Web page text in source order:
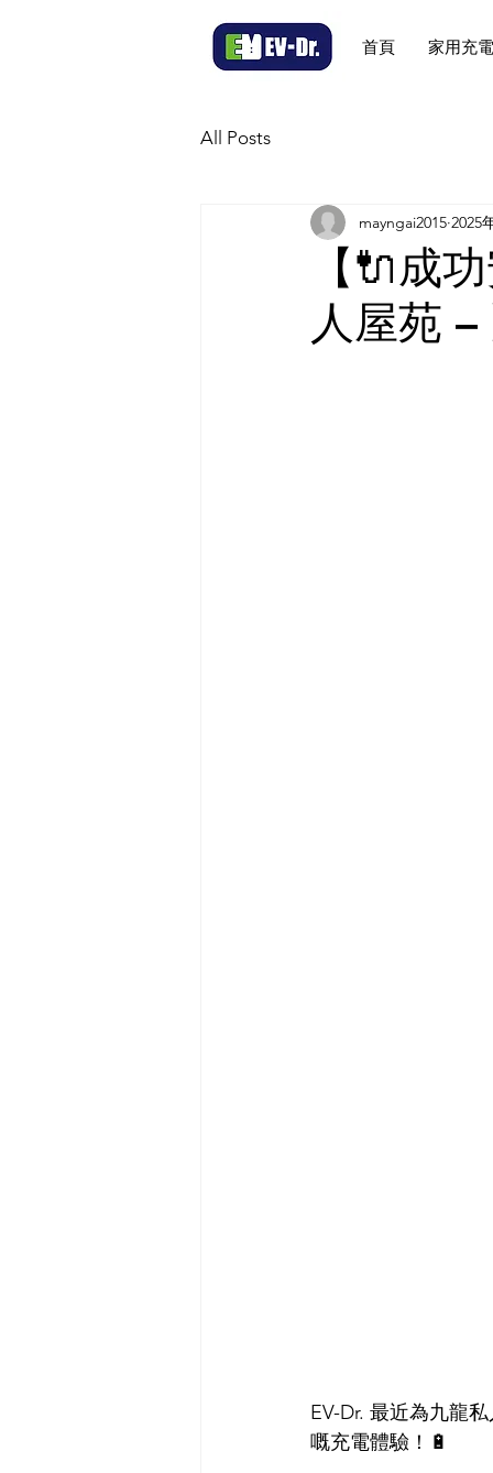
首頁 家用充
All Posts
【🔌成
人屋苑
mayngai2015 2025
EV-Dr. 最近為九龍
嘅充電體驗！🔋